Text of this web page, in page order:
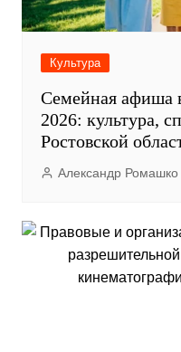
Культура
Семейная афиша
2026: культура,
Ростовской
Александр Ромашко